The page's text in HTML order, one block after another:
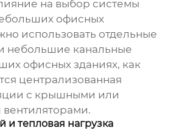
на выбор системы
офисных
использовать отдельные
небольшие канальные
офисных зданиях, как
централизованная
с крышными или
вентиляторами.
и тепловая нагрузка